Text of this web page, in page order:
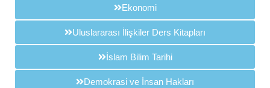
Ekonomi
Uluslararası İlişkiler Ders Kitapları
İslam Bilim Tarihi
Demokrasi ve İnsan Hakları